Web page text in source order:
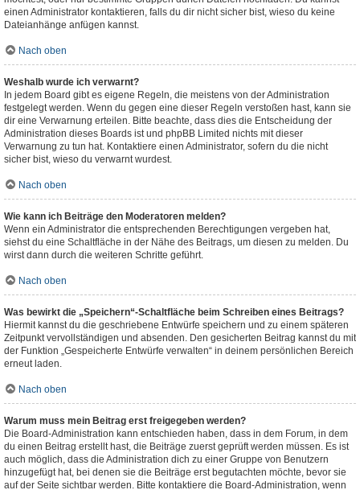
einen Administrator kontaktieren, falls du dir nicht sicher bist, wieso du keine
Dateianhänge anfügen kannst.
Nach oben
Weshalb wurde ich verwarnt?
In jedem Board gibt es eigene Regeln, die meistens von der Administration
festgelegt werden. Wenn du gegen eine dieser Regeln verstoßen hast, kann sie
dir eine Verwarnung erteilen. Bitte beachte, dass dies die Entscheidung der
Administration dieses Boards ist und phpBB Limited nichts mit dieser
Verwarnung zu tun hat. Kontaktiere einen Administrator, sofern du die nicht
sicher bist, wieso du verwarnt wurdest.
Nach oben
Wie kann ich Beiträge den Moderatoren melden?
Wenn ein Administrator die entsprechenden Berechtigungen vergeben hat,
siehst du eine Schaltfläche in der Nähe des Beitrags, um diesen zu melden. Du
wirst dann durch die weiteren Schritte geführt.
Nach oben
Was bewirkt die „Speichern“-Schaltfläche beim Schreiben eines Beitrags?
Hiermit kannst du die geschriebene Entwürfe speichern und zu einem späteren
Zeitpunkt vervollständigen und absenden. Den gesicherten Beitrag kannst du mit
der Funktion „Gespeicherte Entwürfe verwalten“ in deinem persönlichen Bereich
erneut laden.
Nach oben
Warum muss mein Beitrag erst freigegeben werden?
Die Board-Administration kann entschieden haben, dass in dem Forum, in dem
du einen Beitrag erstellt hast, die Beiträge zuerst geprüft werden müssen. Es ist
auch möglich, dass die Administration dich zu einer Gruppe von Benutzern
hinzugefügt hat, bei denen sie die Beiträge erst begutachten möchte, bevor sie
auf der Seite sichtbar werden. Bitte kontaktiere die Board-Administration, wenn